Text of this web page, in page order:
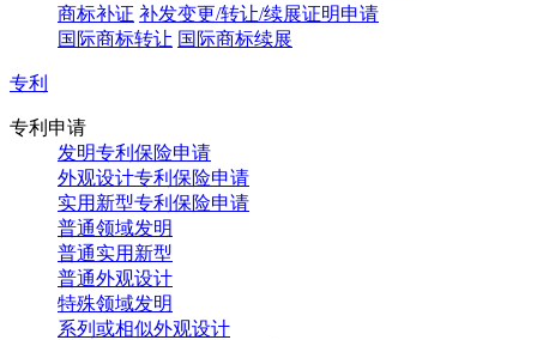
商标补证 补发变更/转让/续展证明申请
国际商标转让 国际商标续展
专利
专利申请
发明专利保险申请
外观设计专利保险申请
实用新型专利保险申请
普通领域发明
普通实用新型
普通外观设计
特殊领域发明
系列或相似外观设计